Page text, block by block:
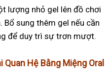
lượng nhỏ gel lên đồ chơi
Bổ sung thêm gel nếu cần
để duy trì sự trơn mượt.
Quan Hệ Bằng Miệng Oral